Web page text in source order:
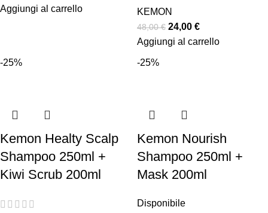
Aggiungi al carrello
KEMON
48,00€ 24,00 €
Aggiungi al carrello
-25%
Kemon Healty Scalp
Shampoo 250ml +
Kiwi Scrub 200ml
-25%
Kemon Nourish
Shampoo 250ml +
Mask 200ml
Disponibile